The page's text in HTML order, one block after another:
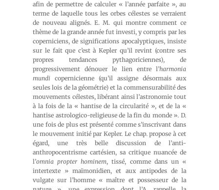
afin de permettre de calculer « l’année parfaite », au
terme de laquelle tous les orbes célestes se verraient
de nouveau alignés. E. M. qui montre comment ce
thème de la grande année fut investi, y compris par les
coperniciens, de significations apocalyptiques, insiste
sur le fait que c’est à Kepler qu’il revint (contre ses
propres tendances pythagoriciennes), de
progressivement dénouer le lien entre l’harmonia
mundi copernicienne (qu’il assigne désormais aux
seules lois de la géométrie) et la commensurabilité des
mouvements célestes, libérant ainsi l’astronomie tout
à la fois de la « hantise de la circularité », et de la «
hantise astrologico-religieuse de la fin du monde ». D.
une fois de plus est présenté comme s’inscrivant dans
le mouvement initié par Kepler. Le chap. propose à cet
égard, une très belle discussion de l’anti-
anthropocentrisme cartésien, sa critique nuancée de
l’omnia propter hominem, tissé, comme dans un «
intertexte » maïmonidien, et aux antipodes de la
vulgate sur l’homme « maître et possesseur de la